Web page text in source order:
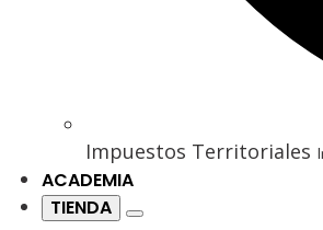
Impuestos Territoriales
ACADEMIA
TIENDA